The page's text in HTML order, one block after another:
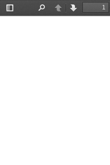
Toggle
PreviousNext